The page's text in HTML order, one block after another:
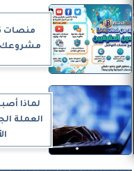
منصات
مشروعك
لماذا
العملة